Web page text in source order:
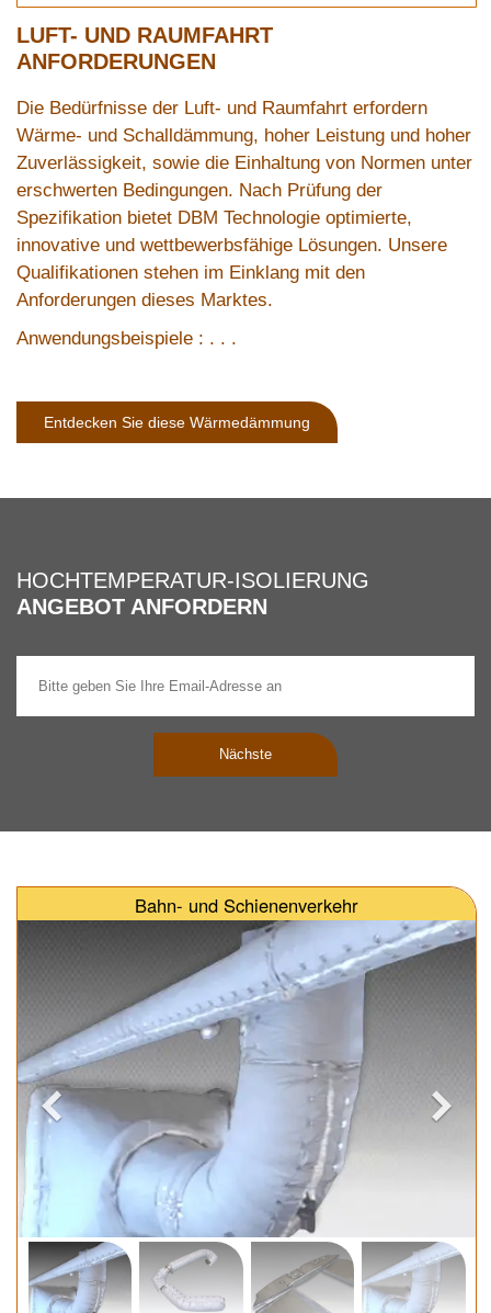
LUFT- UND RAUMFAHRT
ANFORDERUNGEN
Die Bedürfnisse der Luft- und Raumfahrt erfordern
Wärme- und Schalldämmung, hoher Leistung und hoher
Zuverlässigkeit, sowie die Einhaltung von Normen unter
erschwerten Bedingungen. Nach Prüfung der
Spezifikation bietet DBM Technologie optimierte,
innovative und wettbewerbsfähige Lösungen. Unsere
Qualifikationen stehen im Einklang mit den
Anforderungen dieses Marktes.
Anwendungsbeispiele : . . .
Entdecken Sie diese Wärmedämmung
HOCHTEMPERATUR-ISOLIERUNG
ANGEBOT ANFORDERN
Nächste
Bahn- und Schienenverkehr